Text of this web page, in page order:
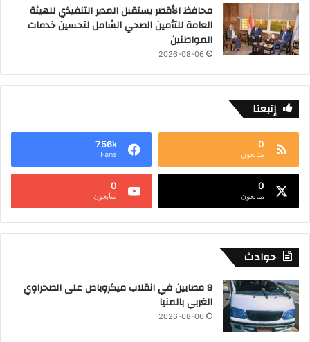
محافظ الأقصر يستقبل المدير التنفيذي للهيئة
العامة للتأمين الصحي الشامل لتحسين خدمات
المواطنين
2026-08-06
إتبعنا
0
متابعون
756k
Fans
0
متابعون
0
متابعون
حوادث
8 مصابين في انقلاب ميكروباص على الصحراوي
الغربي بالمنيا
2026-08-06